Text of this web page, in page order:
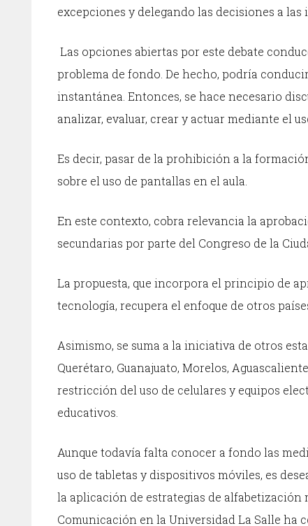
excepciones y delegando las decisiones a las
Las opciones abiertas por este debate
problema de fondo. De hecho, podría
instantánea. Entonces, se hace necesario
analizar, evaluar, crear y actuar mediante el
Es decir, pasar de la prohibición a la
sobre el uso de pantallas en el aula.
En este contexto, cobra relevancia la
secundarias por parte del Congreso de la
La propuesta, que incorpora el principio de
tecnología, recupera el enfoque de otros
Asimismo, se suma a la iniciativa de otros
Querétaro, Guanajuato, Morelos,
restricción del uso de celulares y equipos
educativos.
Aunque todavía falta conocer a fondo las
uso de tabletas y dispositivos móviles, es
la aplicación de estrategias de alfabetización
Comunicación en la Universidad La Salle ha